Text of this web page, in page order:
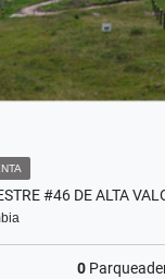
#46 DE ALTA
0